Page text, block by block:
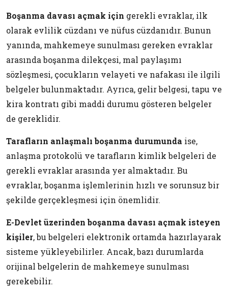
Boşanma davası açmak için gerekli evraklar, ilk
olarak evlilik cüzdanı ve nüfus cüzdanıdır. Bunun
yanında, mahkemeye sunulması gereken evraklar
arasında boşanma dilekçesi, mal paylaşımı
sözleşmesi, çocukların velayeti ve nafakası ile ilgili
belgeler bulunmaktadır. Ayrıca, gelir belgesi, tapu ve
kira kontratı gibi maddi durumu gösteren belgeler
de gereklidir.
Tarafların anlaşmalı boşanma durumunda ise,
anlaşma protokolü ve tarafların kimlik belgeleri de
gerekli evraklar arasında yer almaktadır. Bu
evraklar, boşanma işlemlerinin hızlı ve sorunsuz bir
şekilde gerçekleşmesi için önemlidir.
E-Devlet üzerinden boşanma davası açmak isteyen
kişiler, bu belgeleri elektronik ortamda hazırlayarak
sisteme yükleyebilirler. Ancak, bazı durumlarda
orijinal belgelerin de mahkemeye sunulması
gerekebilir.